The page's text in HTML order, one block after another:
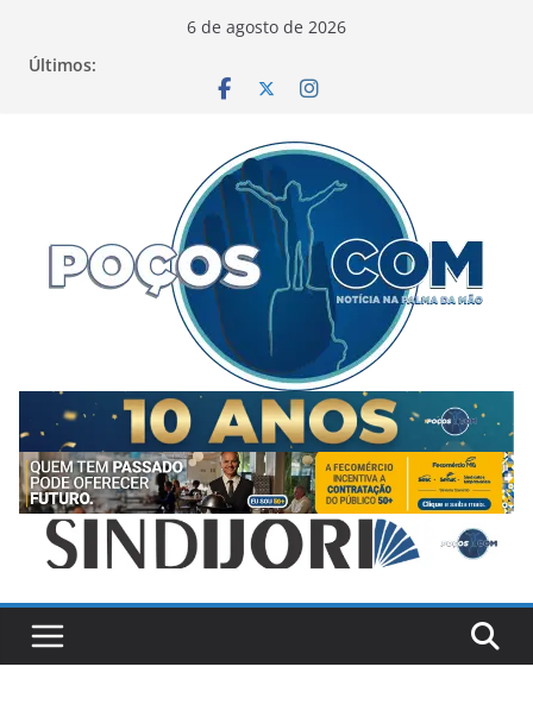
6 de agosto de 2026
Últimos: